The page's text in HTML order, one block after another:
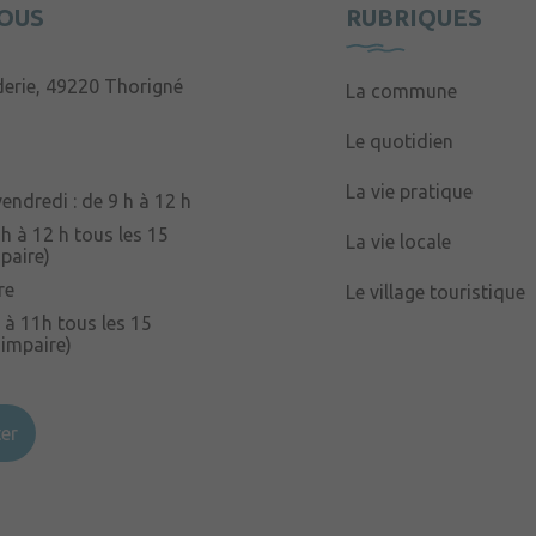
49220 Thorigné
: de 9 h à 12 h
à 12 h tous les 15
à 11h tous les 15
RUBRIQUES
La commune
Le quotidien
La vie pratique
La vie locale
Le village touristique